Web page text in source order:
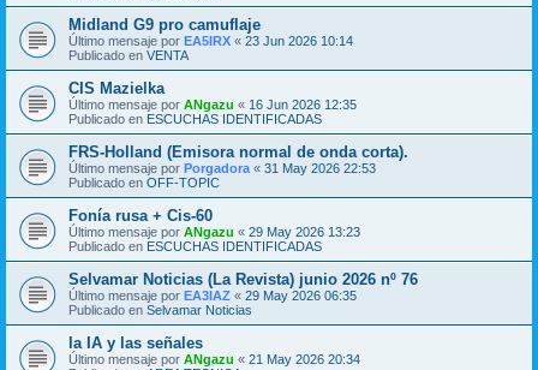
Midland G9 pro camuflaje
Último mensaje por EA5IRX « 23 Jun 2026 10:14
Publicado en VENTA
CIS Mazielka
Último mensaje por ANgazu « 16 Jun 2026 12:35
Publicado en ESCUCHAS IDENTIFICADAS
FRS-Holland (Emisora normal de onda corta).
Último mensaje por Porgadora « 31 May 2026 22:53
Publicado en OFF-TOPIC
Fonía rusa + Cis-60
Último mensaje por ANgazu « 29 May 2026 13:23
Publicado en ESCUCHAS IDENTIFICADAS
Selvamar Noticias (La Revista) junio 2026 nº 76
Último mensaje por EA3IAZ « 29 May 2026 06:35
Publicado en Selvamar Noticias
la IA y las señales
Último mensaje por ANgazu « 21 May 2026 20:34